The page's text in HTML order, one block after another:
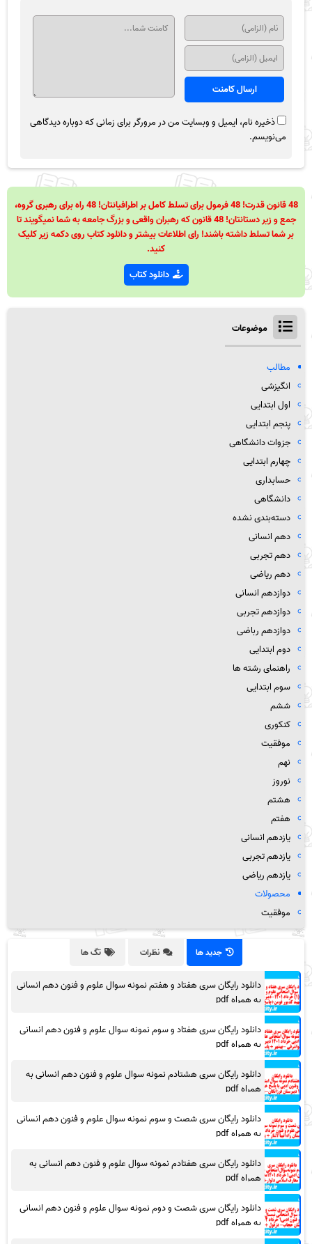
ذخیره نام، ایمیل و وبسایت من در مرورگر برای زمانی که دوباره دیدگاهی
می‌نویسم.
48 قانون قدرت! 48 فرمول برای تسلط کامل بر اطرافیانتان! 48 راه برای رهبری گروه،
جمع و زیر دستانتان! 48 قانون که رهبران واقعی و بزرگ جامعه به شما نمیگویند تا
بر شما تسلط داشته باشند! رای اطلاعات بیشتر و دانلود کتاب روی دکمه زیر کلیک
کنید.
دانلود کتاب
موضوعات
مطالب
انگیزشی
اول ابتدایی
پنجم ابتدایی
جزوات دانشگاهی
چهارم ابتدایی
حسابداری
دانشگاهی
دسته‌بندی نشده
دهم انسانی
دهم تجربی
دهم ریاضی
دوازدهم انسانی
دوازدهم تجربی
دوازدهم رباضی
دوم ابتدایی
راهنمای رشته ها
سوم ابتدایی
ششم
کنکوری
موفقیت
نهم
نوروز
هشتم
هفتم
یازدهم انسانی
یازدهم تجربی
یازدهم ریاضی
محصولات
موفقیت
جدید ها نظرات تگ ها
دانلود رایگان سری هفتاد و هفتم نمونه سوال علوم و فنون دهم انسانی
به همراه pdf
دانلود رایگان سری هفتاد و سوم نمونه سوال علوم و فنون دهم انسانی
به همراه pdf
دانلود رایگان سری هشتادم نمونه سوال علوم و فنون دهم انسانی به
همراه pdf
دانلود رایگان سری شصت و سوم نمونه سوال علوم و فنون دهم انسانی
به همراه pdf
دانلود رایگان سری هفتادم نمونه سوال علوم و فنون دهم انسانی به
همراه pdf
دانلود رایگان سری شصت و دوم نمونه سوال علوم و فنون دهم انسانی
به همراه pdf